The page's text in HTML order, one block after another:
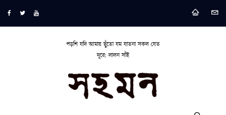
পড়শি যদি আমায় ছুঁতো যম যাতনা সকল যেত
দূরে: লালন সাঁই